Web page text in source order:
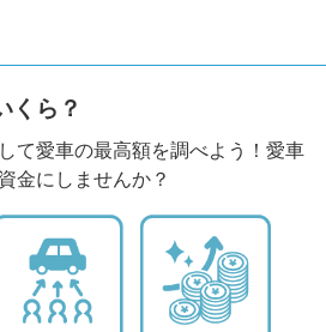
くら？
て愛車の最高額を調べよう！愛車
金にしませんか？